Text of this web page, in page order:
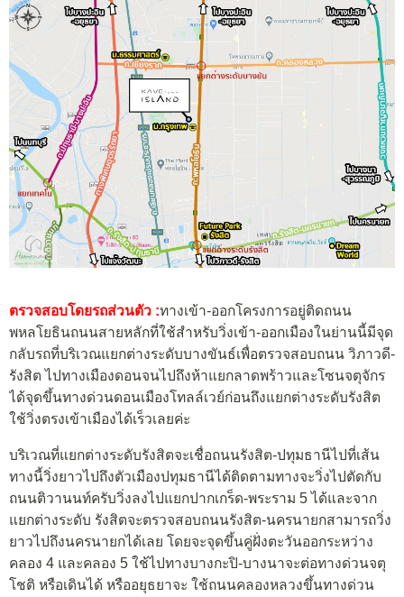
ตรวจสอบโดยรถส่วนตัว :ทางเข้า-ออกโครงการอยู่ติดถนน
พหลโยธินถนนสายหลักที่ใช้สำหรับวิ่งเข้า-ออกเมืองในย่านนี้มีจุด
กลับรถที่บริเวณแยกต่างระดับบางขันธ์เพื่อตรวจสอบถนน วิภาวดี-
รังสิต ไปทางเมืองดอนจนไปถึงห้าแยกลาดพร้าวและโซนจตุจักร
ได้จุดขึ้นทางด่วนดอนเมืองโทลล์เวย์ก่อนถึงแยกต่างระดับรังสิต
ใช้วิ่งตรงเข้าเมืองได้เร็วเลยค่ะ
บริเวณที่แยกต่างระดับรังสิตจะเชื่อถนนรังสิต-ปทุมธานีไปที่เส้น
ทางนี้วิ่งยาวไปถึงตัวเมืองปทุมธานีได้ติดตามทางจะวิ่งไปตัดกับ
ถนนติวานนท์ครับวิ่งลงไปแยกปากเกร็ด-พระราม 5 ได้และจาก
แยกต่างระดับ รังสิตจะตรวจสอบถนนรังสิต-นครนายกสามารถวิ่ง
ยาวไปถึงนครนายกได้เลย โดยจะจุดขึ้นคู่ฝั่งตะวันออกระหว่าง
คลอง 4 และคลอง 5 ใช้ไปทางบางกะปิ-บางนาจะต่อทางด่วนจตุ
โชติ หรือเดินได้ หรืออยุธยาจะ ใช้ถนนคลองหลวงขึ้นทางด่วน